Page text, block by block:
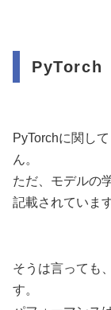
PyTorch
PyTorchに関し
ん。
ただ、モデルの
記載されています
そうは言っても
す。